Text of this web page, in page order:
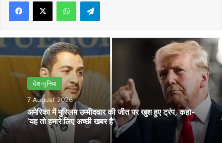
देश-दुनिया
7 August 2026
अमेरिका में मुस्लिम उम्मीदवार की जीत पर खुश हुए ट्रंप, कहा-
‘यह तो हमारे लिए अच्छी खबर है’